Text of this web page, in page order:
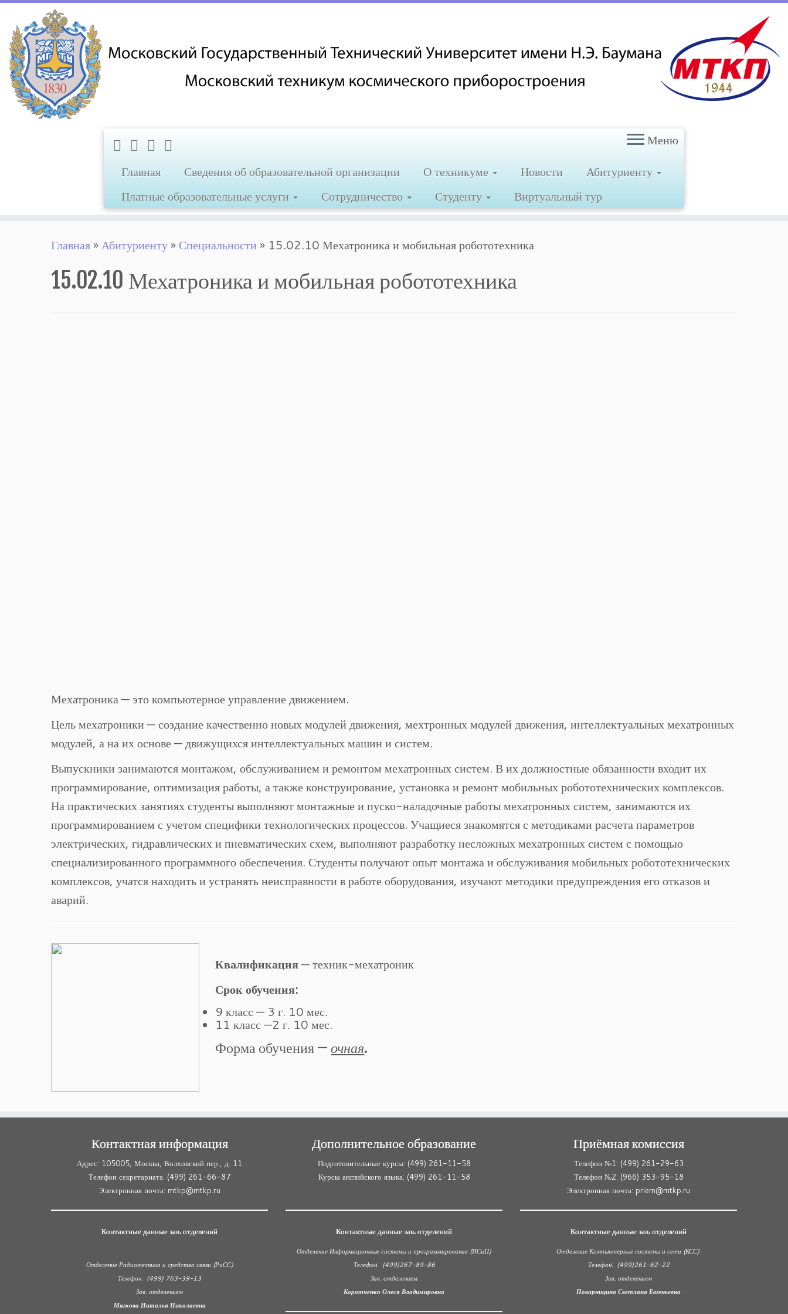
содержимому
Меню
Главная
Сведения об образовательной организации О техникуме Новости
Абитуриенту
Платные образовательные услуги
Сотрудничество Студенту Виртуальный тур
Главная» Абитуриенту» Специальности » 15.02.10 Мехатроника и мобильная робототехника
15.02.10 Мехатроника и мобильная робототехника
Мехатроника — это компьютерное управление движением.
Цель мехатроники — создание качественно новых модулей движения, мехтронных модулей движения, интеллектуальных мехатронных
модулей, а на их основе — движущихся интеллектуальных машин и систем.
Выпускники занимаются монтажом, обслуживанием и ремонтом мехатронных систем. В их должностные обязанности входит их
программирование, оптимизация работы, а также конструирование, установка и ремонт мобильных робототехнических комплексов.
На практических занятиях студенты выполняют монтажные и пуско-наладочные работы мехатронных систем, занимаются их
программированием с учетом специфики технологических процессов. Учащиеся знакомятся с методиками расчета параметров
электрических, гидравлических и пневматических схем, выполняют разработку несложных мехатронных систем с помощью
специализированного программного обеспечения. Студенты получают опыт монтажа и обслуживания мобильных робототехнических
комплексов, учатся находить и устранять неисправности в работе оборудования, изучают методики предупреждения его отказов и
аварий.
Квалификация— техник-мехатроник
Срок обучения:
9 класс — 3 г. 10 мес.
11 класс —2 г. 10 мес.
Форма обучения —очная.
Контактная информация
Адрес: 105005, Москва, Волховский пер., д. 11
Телефон секретариата: (499) 261-66-87
Электронная почта: mtkp@mtkp.ru
Контактные данные зав. отделений
Отделение Радиотехника и средства связи (РиСС)
Телефон: (499) 763-39-13
Зав. отделением
Мягкова Наталья Николаевна
Дополнительное образование
Подготовительные курсы: (499) 261-11-58
Курсы английского языка: (499) 261-11-58
Контактные данные зав. отделений
Отделение Информационные системы и программирование (ИСиП)
Телефон: (499)267-89-86
Зав. отделением
Коротченко Олеся Владимировна
Приёмная комиссия
Телефон №1: (499) 261-29-63
Телефон №2: (966) 353-95-18
Электронная почта: priem@mtkp.ru
Контактные данные зав. отделений
Отделение Компьютерные системы и сети (КСС)
Телефон: (499)261-62-22
Зав. отделением
Поварницина Светлана Евгеньевна